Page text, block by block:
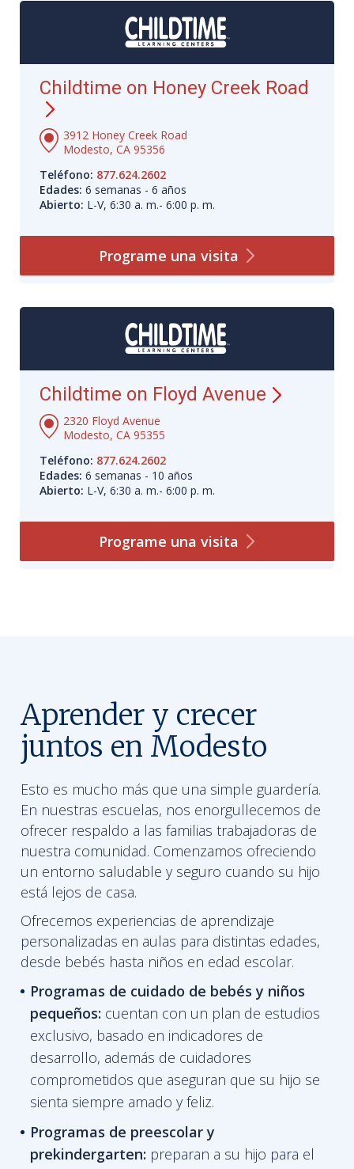
Childtime on Honey Creek Road
3912 Honey Creek Road
Modesto, CA 95356
Teléfono: 877.624.2602
Edades: 6 semanas - 6 años
Abierto: L-V, 6:30 a. m.- 6:00 p. m.
Programe una visita
Childtime on Floyd Avenue
2320 Floyd Avenue
Modesto, CA 95355
Teléfono: 877.624.2602
Edades: 6 semanas - 10 años
Abierto: L-V, 6:30 a. m.- 6:00 p. m.
Programe una visita
Aprender y crecer
juntos en Modesto
Esto es mucho más que una simple guardería.
En nuestras escuelas, nos enorgullecemos de
ofrecer respaldo a las familias trabajadoras de
nuestra comunidad. Comenzamos ofreciendo
un entorno saludable y seguro cuando su hijo
está lejos de casa.
Ofrecemos experiencias de aprendizaje
personalizadas en aulas para distintas edades,
desde bebés hasta niños en edad escolar.
Programas de cuidado de bebés y niños
pequeños: cuentan con un plan de estudios
exclusivo, basado en indicadores de
desarrollo, además de cuidadores
comprometidos que aseguran que su hijo se
sienta siempre amado y feliz.
Programas de preescolar y
prekindergarten: preparan a su hijo para el